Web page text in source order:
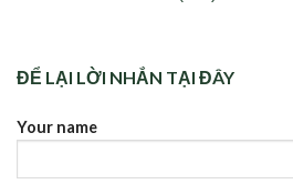
ĐỂ LẠI LỜI NHẮN TẠI ĐÂY
Your name